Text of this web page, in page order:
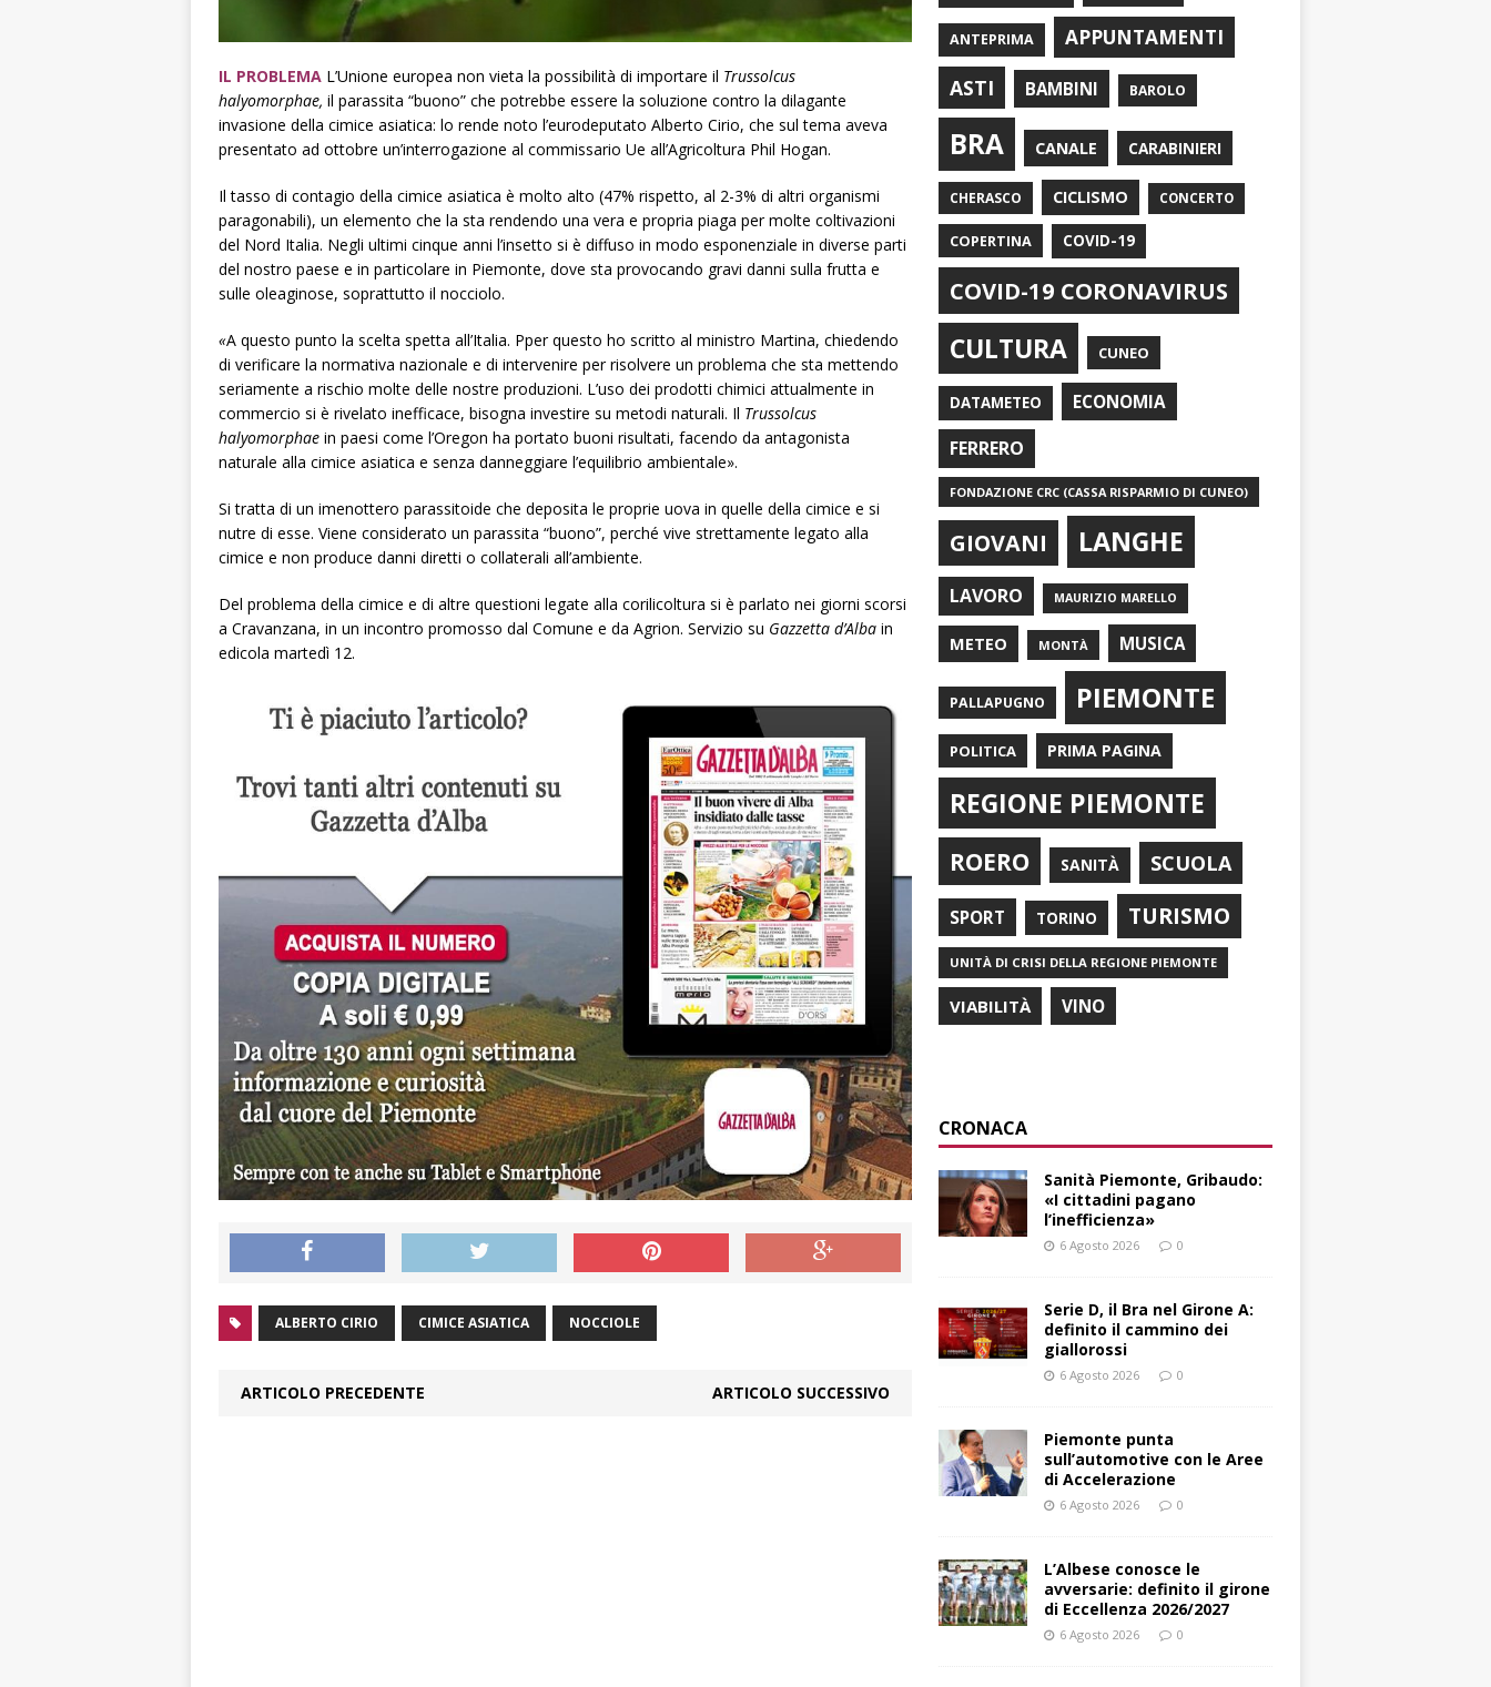
IL PROBLEMA L’Unione europea non vieta la possibilità di importare il Trussolcus
halyomorphae, il parassita “buono” che potrebbe essere la soluzione contro la dilagante
invasione della cimice asiatica: lo rende noto l’eurodeputato Alberto Cirio, che sul tema aveva
presentato ad ottobre un’interrogazione al commissario Ue all’Agricoltura Phil Hogan.
Il tasso di contagio della cimice asiatica è molto alto (47% rispetto, al 2-3% di altri organismi
paragonabili), un elemento che la sta rendendo una vera e propria piaga per molte coltivazioni
del Nord Italia. Negli ultimi cinque anni l’insetto si è diffuso in modo esponenziale in diverse parti
del nostro paese e in particolare in Piemonte, dove sta provocando gravi danni sulla frutta e
sulle oleaginose, soprattutto il nocciolo.
«A questo punto la scelta spetta all’Italia. Pper questo ho scritto al ministro Martina, chiedendo
di verificare la normativa nazionale e di intervenire per risolvere un problema che sta mettendo
seriamente a rischio molte delle nostre produzioni. L’uso dei prodotti chimici attualmente in
commercio si è rivelato inefficace, bisogna investire su metodi naturali. Il Trussolcus
halyomorphae in paesi come l’Oregon ha portato buoni risultati, facendo da antagonista
naturale alla cimice asiatica e senza danneggiare l’equilibrio ambientale».
Si tratta di un imenottero parassitoide che deposita le proprie uova in quelle della cimice e si
nutre di esse. Viene considerato un parassita “buono”, perché vive strettamente legato alla
cimice e non produce danni diretti o collaterali all’ambiente.
Del problema della cimice e di altre questioni legate alla corilicoltura si è parlato nei giorni scorsi
a Cravanzana, in un incontro promosso dal Comune e da Agrion. Servizio su Gazzetta d’Alba in
edicola martedì 12.
ALBERTO CIRIO CIMICE ASIATICA NOCCIOLE
ARTICOLO PRECEDENTE ARTICOLO SUCCESSIVO
ANTEPRIMA
APPUNTAMENTI
ASTI
BAMBINI BAROLO
BRA CANALE CARABINIERI
CHERASCO CICLISMO CONCERTO
COPERTINA COVID-19
COVID-19 CORONAVIRUS
CULTURA CUNEO
DATAMETEO ECONOMIA
FERRERO
FONDAZIONE CRC (CASSA RISPARMIO DI CUNEO)
GIOVANI LANGHE
LAVORO MAURIZIO MARELLO
METEO MONTÀ MUSICA
PALLAPUGNO PIEMONTE
POLITICA PRIMA PAGINA
REGIONE PIEMONTE
ROERO SANITÀ SCUOLA
SPORT TORINO TURISMO
UNITÀ DI CRISI DELLA REGIONE PIEMONTE
VIABILITÀ VINO
CRONACA
Sanità Piemonte, Gribaudo:
«I cittadini pagano
l’inefficienza»
6 Agosto 2026 0
Serie D, il Bra nel Girone A:
definito il cammino dei
giallorossi
6 Agosto 2026 0
Piemonte punta
sull’automotive con le Aree
di Accelerazione
6 Agosto 2026 0
L’Albese conosce le
avversarie: definito il girone
di Eccellenza 2026/2027
6 Agosto 2026 0